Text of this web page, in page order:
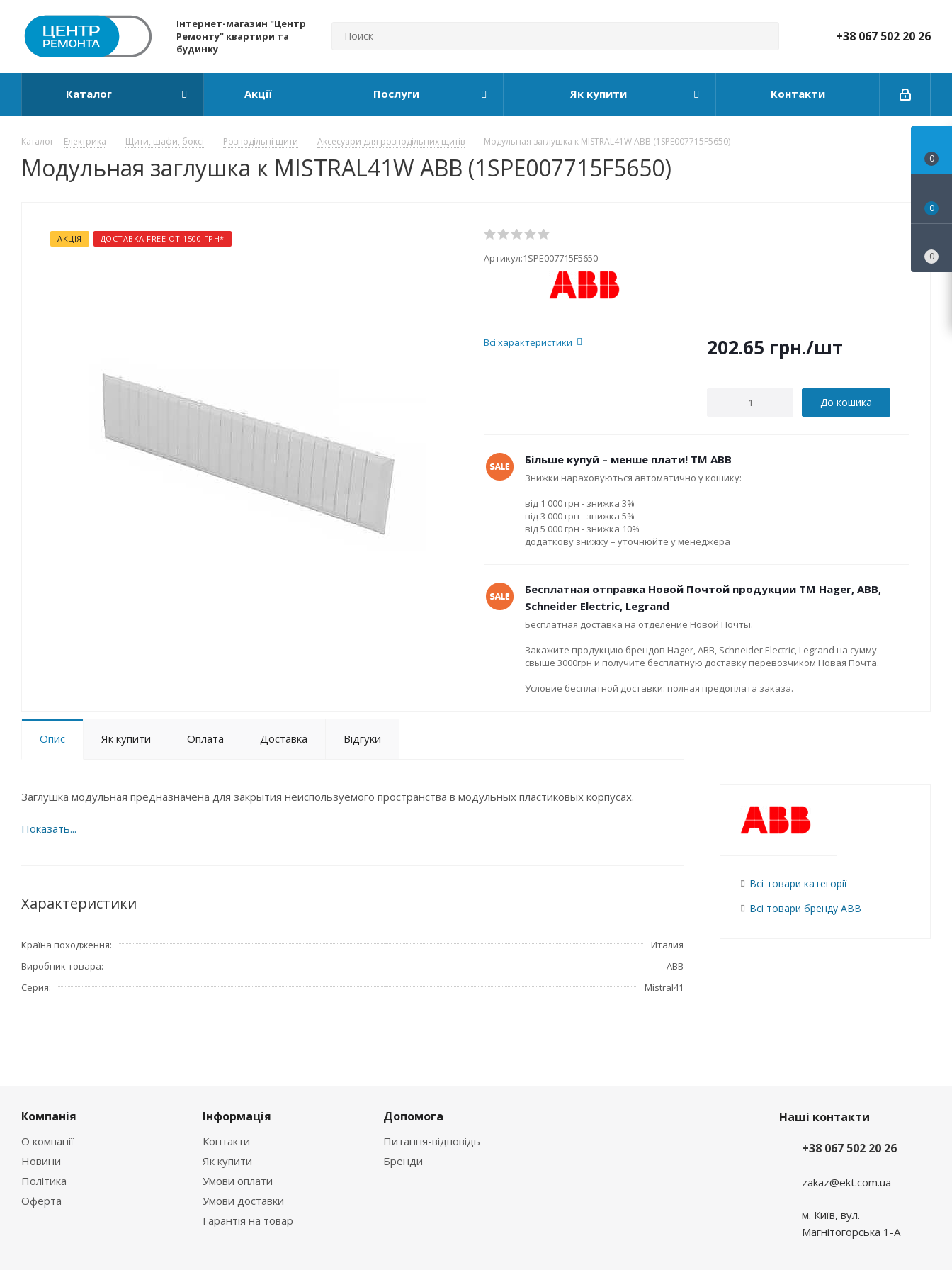
Інтернет-магазин "Центр
Ремонту" квартири та
будинку
+38 067 502 20 26
Каталог Акції Послуги Як купити Контакти
Каталог - Електрика - Щити, шафи, боксі - Розподільні щити - Аксесуари для розподільних щитів - Модульная заглушка к MISTRAL41W ABB (1SPE007715F5650)
Модульная заглушка к MISTRAL41W ABB (1SPE007715F5650)
АКЦІЯ ДОСТАВКА FREE ОТ 1500 ГРН*
Артикул:1SPE007715F5650
Всі характеристики 202.65 грн./шт
До кошика
Більше купуй – менше плати! ТМ ABB
Знижки нараховуються автоматично у кошику:
від 1 000 грн - знижка 3%
від 3 000 грн - знижка 5%
від 5 000 грн - знижка 10%
додаткову знижку – уточнюйте у менеджера
Бесплатная отправка Новой Почтой продукции ТМ Hager, ABB,
Schneider Electric, Legrand
Бесплатная доставка на отделение Новой Почты.
Закажите продукцию брендов Hager, ABB, Schneider Electric, Legrand на сумму
свыше 3000грн и получите бесплатную доставку перевозчиком Новая Почта.
Условие бесплатной доставки: полная предоплата заказа.
Опис Як купити Оплата Доставка Відгуки
Заглушка модульная предназначена для закрытия неиспользуемого пространства в модульных пластиковых корпусах.
Характеристики
Країна походження
Италия
Виробник товара
ABB
Серия
Mistral41
Всі товари категорії
Всі товари бренду ABB
Компанія
О компанії
Новини
Політика
Оферта
Інформація
Контакти
Як купити
Умови оплати
Умови доставки
Гарантія на товар
Допомога
Питання-відповідь
Бренди
Наші контакти
+38 067 502 20 26
zakaz@ekt.com.ua
м. Київ, вул.
Магнітогорська 1-А
0
0
0